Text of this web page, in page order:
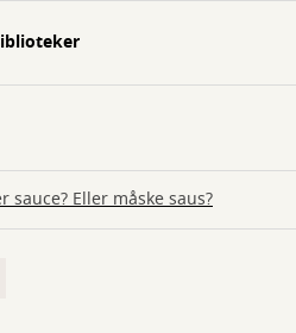
sauce? Eller måske saus?